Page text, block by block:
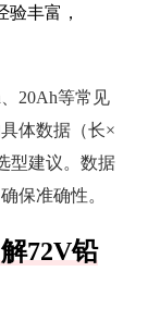
验丰富，
20Ah等常见
体数据（长×
型建议。数据
保准确性。
72V铅